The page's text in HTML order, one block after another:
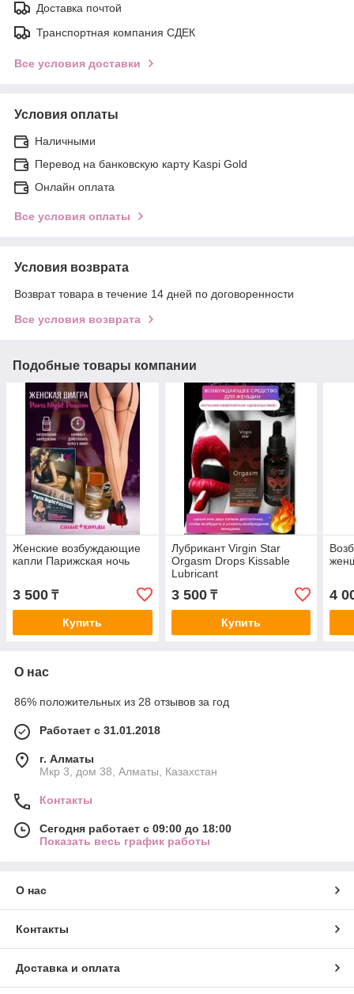
Доставка почтой
Транспортная компания СДЕК
Все условия доставки
Условия оплаты
Наличными
Перевод на банковскую карту Kaspi Gold
Онлайн оплата
Все условия оплаты
Условия возврата
Возврат товара в течение 14 дней по договоренности
Все условия возврата
Подобные товары компании
Женские возбуждающие
капли Парижская ночь
3 500 ₸
Купить
Лубрикант Virgin Star
Orgasm Drops Kissable
Lubricant
3 500₸
Купить
4
О нас
86% положительных из 28 отзывов за год
Работает с 31.01.2018
г. Алматы
Мкр 3, дом 38, Алматы, Казахстан
Контакты
Сегодня работает с 09:00 до 18:00
Показать весь график работы
О нас
Контакты
Доставка и оплата